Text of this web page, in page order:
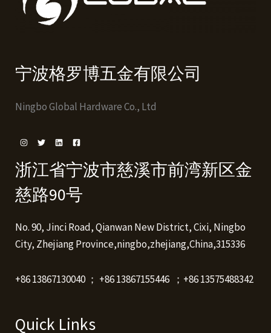
宁波格罗博五金有限公司
Ningbo Global Hardware Co., Ltd
浙江省宁波市慈溪市前湾新区金
慈路90号
No. 90, Jinci Road, Qianwan New District, Cixi, Ningbo
City, Zhejiang Province,ningbo,zhejiang,China,315336
+86 13867130040 ； +86 13867155446 ；+86 13575488342
Quick Links